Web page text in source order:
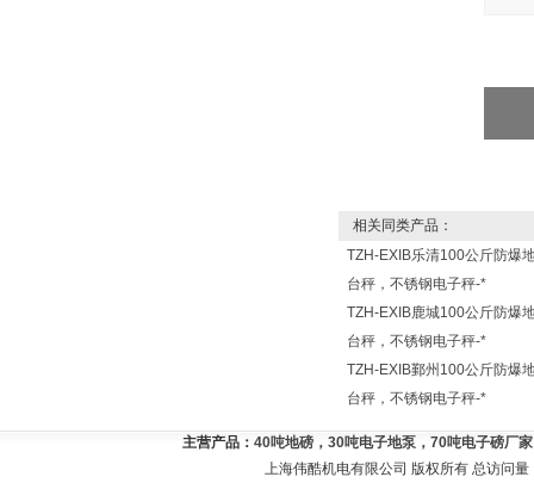
相关同类产品：
TZH-EXIB乐清100公斤防爆
台秤，不锈钢电子秤-*
TZH-EXIB鹿城100公斤防爆
台秤，不锈钢电子秤-*
TZH-EXIB鄞州100公斤防爆
台秤，不锈钢电子秤-*
主营产品： 40吨地磅，30吨电子地泵，70吨电子磅厂
上海伟酷机电有限公司 版权所有 总访问量